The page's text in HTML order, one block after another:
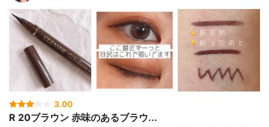
3.00
R 20ブラウン 赤味のあるブラウ...